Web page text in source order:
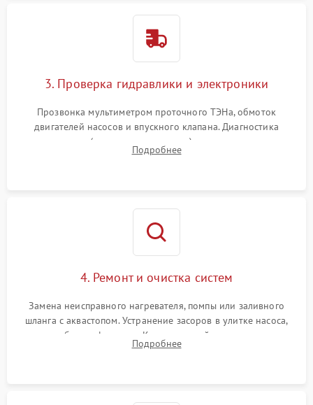
3. Проверка гидравлики и электроники
Прозвонка мультиметром проточного ТЭНа, обмоток
двигателей насосов и впускного клапана. Диагностика
прессостата (датчика уровня воды), датчика мутности,
концевика дверцы и электронного модуля управления.
Подробнее
4. Ремонт и очистка систем
Замена неисправного нагревателя, помпы или заливного
шланга с аквастопом. Устранение засоров в улитке насоса,
патрубках и фильтрах. Компонентный ремонт платы
управления, восстановление поврежденной проводки.
Подробнее